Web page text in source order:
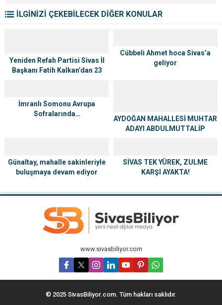
İLGİNİZİ ÇEKEBİLECEK DİĞER KONULAR
Yeniden Refah Partisi Sivas İl
Başkanı Fatih Kalkan’dan 23
Nisan Mesajı
Cübbeli Ahmet hoca Sivas’a
geliyor
İmranlı Somonu Avrupa
Sofralarında…
AYDOĞAN MAHALLESİ MUHTAR
ADAYI ABDULMUTTALİP
AYIK’TAN ANLAMLI MEVLİT
Günaltay, mahalle sakinleriyle
buluşmaya devam ediyor
SİVAS TEK YÜREK, ZULME
KARŞI AYAKTA!
www.sivasbiliyor.com
© 2025 SivasBiliyor.com. Tüm hakları saklıdır.